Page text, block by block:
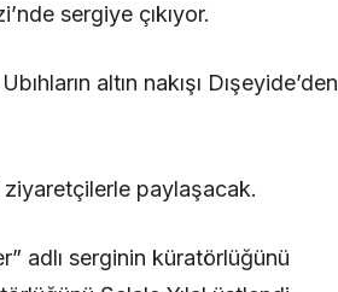
sergiye çıkıyor.
altın nakışı Dışeyide’den
paylaşacak.
adlı serginin küratörlüğünü